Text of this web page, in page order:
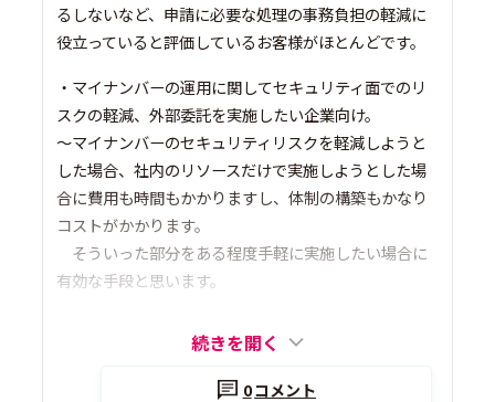
るしないなど、申請に必要な処理の事務負担の軽減に
役立っていると評価しているお客様がほとんどです。
・マイナンバーの運用に関してセキュリティ面でのリ
スクの軽減、外部委託を実施したい企業向け。
～マイナンバーのセキュリティリスクを軽減しようと
した場合、社内のリソースだけで実施しようとした場
合に費用も時間もかかりますし、体制の構築もかなり
コストがかかります。
そういった部分をある程度手軽に実施したい場合に
有効な手段と思います。
続きを開く
0コメント